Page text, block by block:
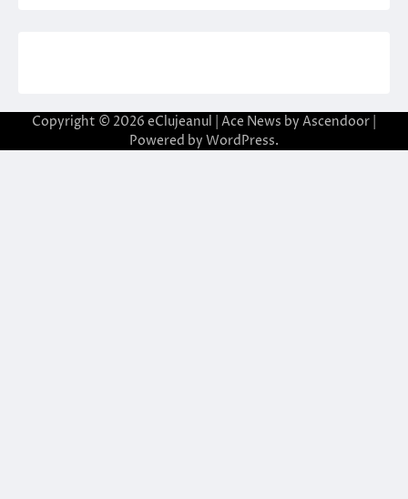
Copyright © 2026 eClujeanul | Ace News by Ascendoor
Powered by WordPress.